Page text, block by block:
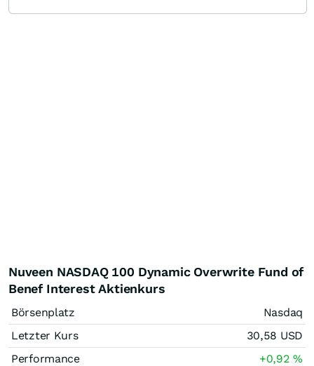
Nuveen NASDAQ 100 Dynamic Overwrite Fund of
Benef Interest Aktienkurs
Börsenplatz
Nasdaq
Letzter Kurs
30,58 USD
Performance
+0,92%